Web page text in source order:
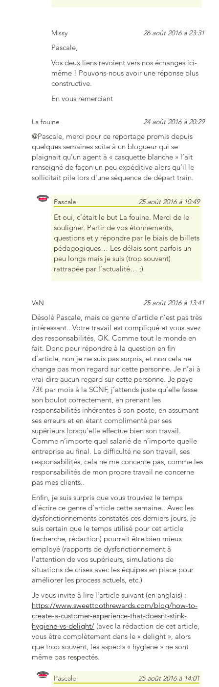
Missy 26 août 2016 à 23:31
Pascale,
Vos deux liens revoient vers nos échanges ici-
même ! Pouvons-nous avoir une réponse plus
constructive.
En vous remerciant
La fouine 24 août 2016 à 20:29
@Pascale, merci pour ce reportage promis depuis
quelques semaines suite à un blogueur qui se
plaignait qu’un agent à « casquette blanche » l’ait
renseigné de façon un peu expéditive alors qu’il le
sollicitait pile lors d’une séquence de départ train.
Pascale 25 août 2016 à 10:49
Et oui, c’était le but La fouine. Merci de le
souligner. Partir de vos étonnements,
questions et y répondre par le biais de billets
pédagogiques… Les délais sont parfois un
peu longs mais je suis (trop souvent)
rattrapée par l’actualité… ;)
VaN 25 août 2016 à 13:41
Désolé Pascale, mais ce genre d’article n’est pas très
intéressant.. Votre travail est compliqué et vous avez
des responsabilités, OK. Comme tout le monde en
fait. Donc pour répondre à la question en fin
d’article, non je ne suis pas surpris, et non cela ne
change pas mon regard sur cette personne. Je n’ai à
vrai dire aucun regard sur cette personne. Je paye
73€ par mois à la SCNF, j’attends juste qu’elle fasse
son boulot correctement, en prenant les
responsabilités inhérentes à son poste, en assumant
ses erreurs et en étant complimenté par ses
supérieurs lorsqu’elle effectue bien son travail.
Comme n’importe quel salarié de n’importe quelle
entreprise au final. La difficulté ne son travail, ses
responsabilités, cela ne me concerne pas, comme les
responsabilités de mon propre travail ne concerne
pas mes clients..
Enfin, je suis surpris que vous trouviez le temps
d’écrire ce genre d’article cette semaine.. Avec les
dysfonctionnements constatés ces derniers jours, je
suis certain que le temps utilisé pour cet article
(recherche, rédaction) pourrait être bien mieux
employé (rapports de dysfonctionnement à
l’attention de vos supérieurs, simulations de
situations de crises avec les équipes en place pour
améliorer les process actuels, etc.)
Je vous invite à lire l’article suivant (en anglais) :
https://www.sweettoothrewards.com/blog/how-to-
create-a-customer-experience-that-doesnt-stink-
hygiene-vs-delight/ (avec la rédaction de cet article,
vous être complètement dans le « delight », alors
que trop souvent, les aspects « hygiene » ne sont
même pas respectés.
Pascale 25 août 2016 à 14:01